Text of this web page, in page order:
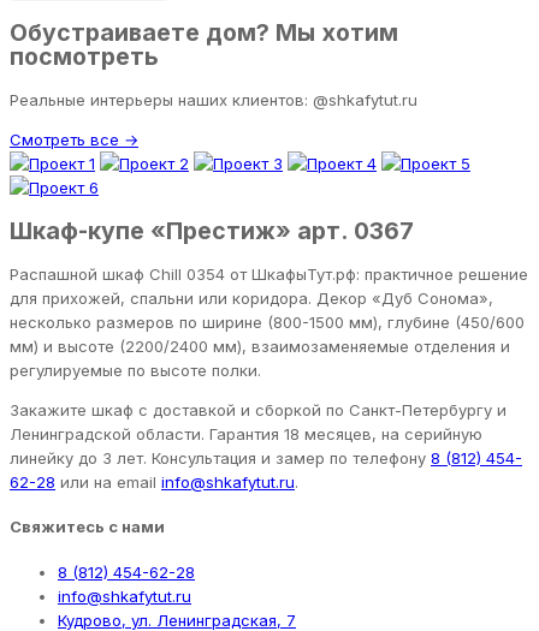
Обустраиваете дом? Мы хотим
посмотреть
Реальные интерьеры наших клиентов: @shkafytut.ru
Смотреть все →
Шкаф-купе «Престиж» арт. 0367
Распашной шкаф Chill 0354 от ШкафыТут.рф: практичное решение
для прихожей, спальни или коридора. Декор «Дуб Сонома»,
несколько размеров по ширине (800-1500 мм), глубине (450/600
мм) и высоте (2200/2400 мм), взаимозаменяемые отделения и
регулируемые по высоте полки.
Закажите шкаф с доставкой и сборкой по Санкт-Петербургу и
Ленинградской области. Гарантия 18 месяцев, на серийную
линейку до 3 лет. Консультация и замер по телефону 8 (812) 454-
62-28 или на email info@shkafytut.ru.
Свяжитесь с нами
8 (812) 454-62-28
info@shkafytut.ru
Кудрово, ул. Ленинградская, 7